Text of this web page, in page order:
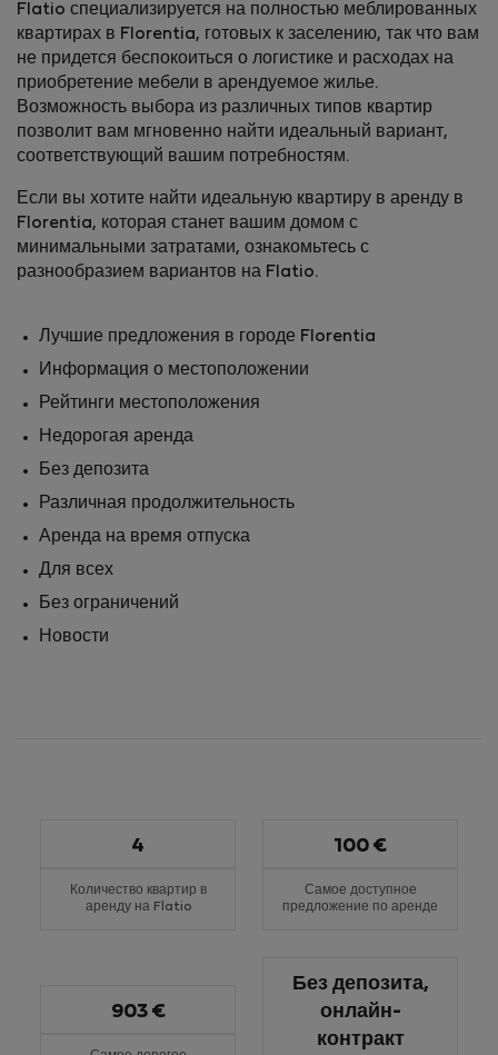
Flatio специализируется на полностью меблированных
квартирах в Florentia, готовых к заселению, так что вам
не придется беспокоиться о логистике и расходах на
приобретение мебели в арендуемое жилье.
Возможность выбора из различных типов квартир
позволит вам мгновенно найти идеальный вариант,
соответствующий вашим потребностям.
Если вы хотите найти идеальную квартиру в аренду в
Florentia, которая станет вашим домом с
минимальными затратами, ознакомьтесь с
разнообразием вариантов на Flatio.
Лучшие предложения в городе Florentia
Информация о местоположении
Рейтинги местоположения
Недорогая аренда
Без депозита
Различная продолжительность
Аренда на время отпуска
Для всех
Без ограничений
Новости
Количество квартир в
аренду на Flatio
4
Самое доступное
предложение по аренде
100 €
903 €
Без депозита,
онлайн-
контракт